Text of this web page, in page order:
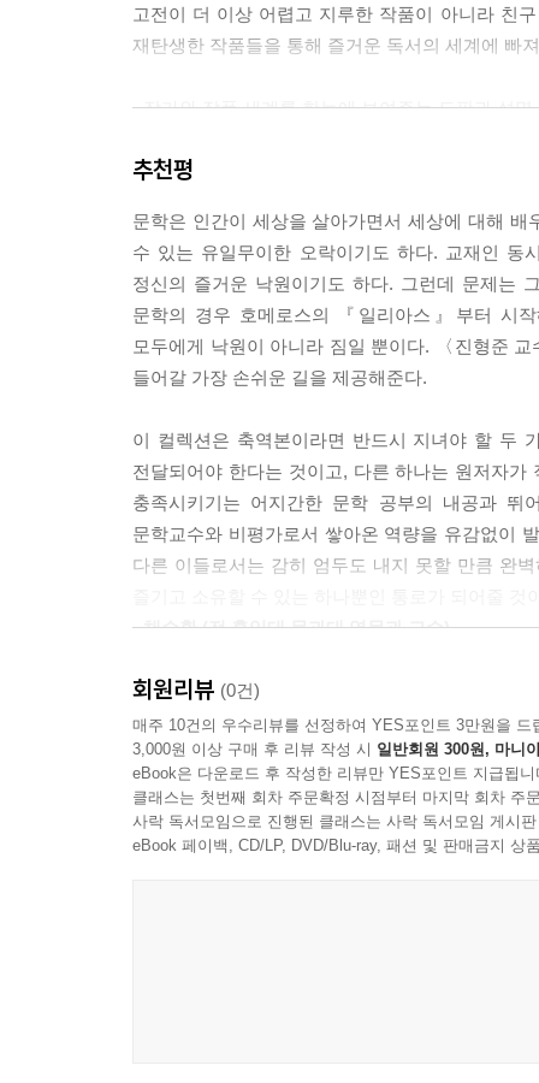
고전이 더 이상 어렵고 지루한 작품이 아니라 친
재탄생한 작품들을 통해 즐거운 독서의 세계에 빠
· 작가와 작품 세계를 한눈에 보여주는 도판과 설명
작품은 어떤 의미와 가치를 가지고 있는지 음미할
· 이해의 폭과 깊이를 더해주는 흥미진진한 자료와
본문 중간중간에 작품 속 등장인물이나 주제, 맥
더 많은 것을 알아보고 생각해볼 수 있도록 돕는다.
· 오늘을 살아가는 데 힘과 지혜를 주는 작품 해설
각 작품별 해설은 해당 작품의 주제와 시대배경,
기르도록 이끌어준다.
진정한 축역본의 정본 시대를 열며
“언제까지나 아이들을 이렇게 키울 수는 없잖아
부모라면 누구나 한 번쯤 고민해봤을 법한 이야기
뜬 부모들에게 선물을 주자. 아이들이 큰 거부
만들자. 아이들을 문학과 친해지게 만들자.’ 바
마음이다. 문학작품을 읽으면서 우리는 사람들
중요한 것은 사람의 마음을 읽고 이해하는 능력
교수는 아이들에게 그 능력을 키워주기 위해 거의
추천평
문학은 인간이 세상을 살아가면서 세상에 대해
수 있는 유일무이한 오락이기도 하다. 교재인
정신의 즐거운 낙원이기도 하다. 그런데 문제는
문학의 경우 호메로스의 『일리아스』부터 시
모두에게 낙원이 아니라 짐일 뿐이다. 〈진형준
들어갈 가장 손쉬운 길을 제공해준다.
이 컬렉션은 축역본이라면 반드시 지녀야 할 두
전달되어야 한다는 것이고, 다른 하나는 원저자
충족시키기는 어지간한 문학 공부의 내공과
문학교수와 비평가로서 쌓아온 역량을 유감없이
다른 이들로서는 감히 엄두도 내지 못할 만큼 완
- 채수환 (전 홍익대 문과대 영문과 교수)
〈진형준 교수의 세계문학컬렉션〉은 대단히 가
읽으라고 요구하는, 우리 사회의 오랜 편견과
창의적으로 생각하게 해주는 고전이란 어떠해야
- 이영목 (서울대 인문대 교수)
고전을 더 친절하고 더 맛깔스럽게 재탄생시킨
회원리뷰 (0건)
매주 10건의 우수리뷰를 선정하여 YES포인트 3만원을 드
3,000원 이상 구매 후 리뷰 작성 시 일반회원 300원, 마니
eBook은 다운로드 후 작성한 리뷰만 YES포인트 지급됩니
클래스는 첫번째 회차 주문확정 시점부터 마지막 회차 주
사락 독서모임으로 진행된 클래스는 사락 독서모임 게시
eBook 페이백, CD/LP, DVD/Blu-ray, 패션 및 판매금지 상